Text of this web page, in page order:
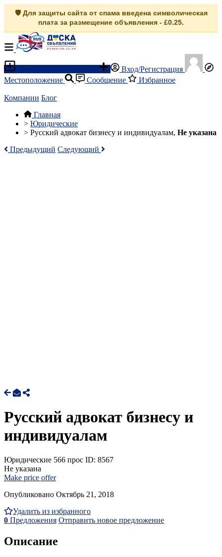
🛡️ Для защиты сайта от спама введена символическая
плата за размещение объявления - £0.25.
Вход/Регистрация
Местоположение
Сообщение Избранное
Компании Блог
Главная
> Юридические
> Русский адвокат бизнесу и индивидуалам, Не указана
Предыдущий Следующий
Русский адвокат бизнесу и
индивидуалам
Юридические 566 прос ID: 8567
Не указана
Make price offer
Опубликовано Октябрь 21, 2018
Удалить из избранного
0 Предложения Отправить новое предложение
Описание